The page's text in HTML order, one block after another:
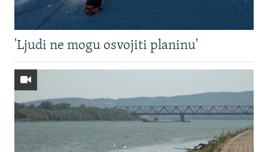
'Ljudi ne mogu osvojiti planinu'